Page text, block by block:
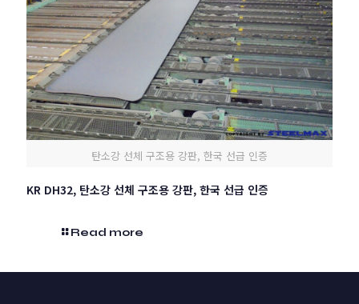
탄소강 선체 구조용 강판, 한국 선급 인증
KR DH32, 탄소강 선체 구조용 강판, 한국 선급 인증
Read more